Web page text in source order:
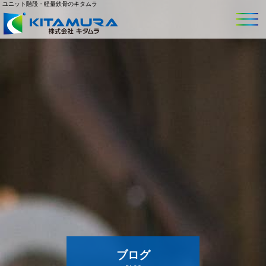
ユニット階段・軽量鉄骨のキタムラ
ブログ